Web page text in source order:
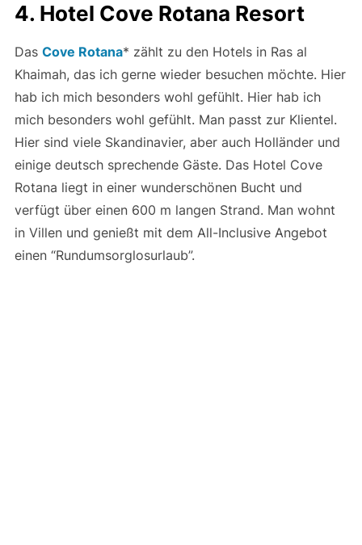
4. Hotel Cove Rotana Resort
Das Cove Rotana* zählt zu den Hotels in Ras al
Khaimah, das ich gerne wieder besuchen möchte. Hier
hab ich mich besonders wohl gefühlt. Hier hab ich
mich besonders wohl gefühlt. Man passt zur Klientel.
Hier sind viele Skandinavier, aber auch Holländer und
einige deutsch sprechende Gäste. Das Hotel Cove
Rotana liegt in einer wunderschönen Bucht und
verfügt über einen 600 m langen Strand. Man wohnt
in Villen und genießt mit dem All-Inclusive Angebot
einen “Rundumsorglosurlaub”.